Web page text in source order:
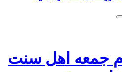
جمعه اهل سنت